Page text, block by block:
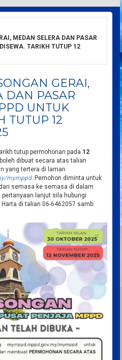
MEDAN SELERA DAN PASAR
TARIKH TUTUP 12
GERAI,
DAN PASAR
UNTUK
TUTUP 12
tutup permohonan pada 12
boleh dibuat secara atas talian
yang tertera di laman
mymppd. Pemohon diminta untuk
semasa ke semasa di dalam
lanjut sila hubungi
di talian 06-6462057 samb: